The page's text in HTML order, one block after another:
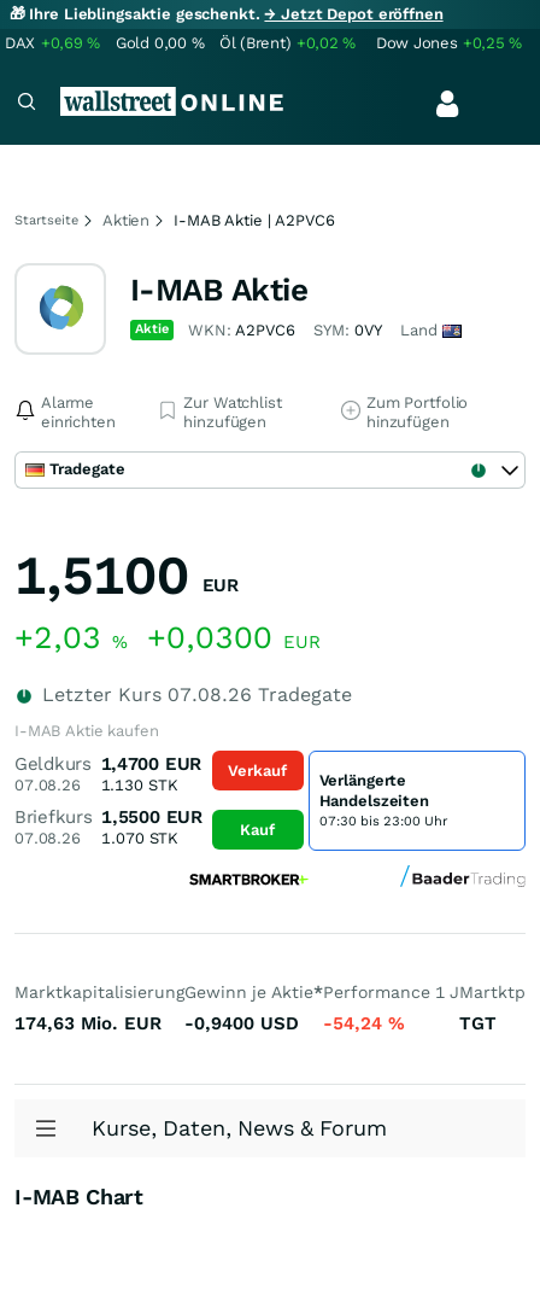
🎁 Ihre Lieblingsaktie geschenkt.→ Jetzt Depot eröffnen
DAX +0,69% Gold 0,00 % Öl (Brent) +0,02% Dow Jones +0,25%
Startseite Aktien I-MAB Aktie | A2PVC6
I-MAB Aktie
Aktie WKN:A2PVC6 SYM: 0VY Land
Alarme
einrichten
Zur Watchlist
hinzufügen
Zum Portfolio
hinzufügen
Tradegate
1,5100 EUR
+2,03 % +0,0300 EUR
Letzter Kurs 07.08.26 Tradegate
I-MAB Aktie kaufen
Geldkurs
07.08.26
1,4700 EUR
1.130STK
Briefkurs
07.08.26
1,5500 EUR
1.070STK
Verkauf
Kauf
Verlängerte
Handelszeiten
07:30 bis 23:00 Uhr
Marktkapitalisierung
174,63 Mio. EUR
Gewinn je Aktie*
-0,9400 USD
Performance 1 J
-54,24 % TGT
Kurse, Daten, News & Forum
I-MAB Chart